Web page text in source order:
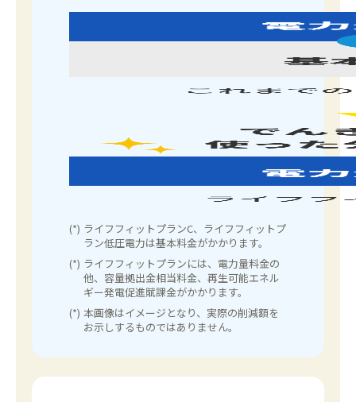
(*) ライフフィットプランC、ライフフィットプ
ラン低圧電力は基本料金がかかります。
(*) ライフフィットプランには、電力量料金の
他、容量拠出金相当料金、再生可能エネル
ギー発電促進賦課金がかかります。
(*) 本画像はイメージとなり、実際の削減額を
お示しするものではありません。